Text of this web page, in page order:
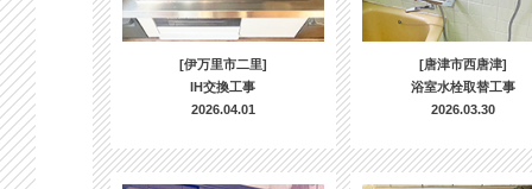
[伊万里市二里]
IH交換工事
2026.04.01
[唐津市西唐津]
浴室水栓取替工事
2026.03.30